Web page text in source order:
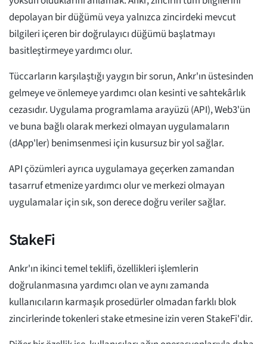
depolayan bir düğümü veya yalnızca zincirdeki mevcut
bilgileri içeren bir doğrulayıcı düğümü başlatmayı
basitleştirmeye yardımcı olur.
Tüccarların karşılaştığı yaygın bir sorun, Ankr'ın üstesinden
gelmeye ve önlemeye yardımcı olan kesinti ve sahtekârlık
cezasıdır. Uygulama programlama arayüzü (API), Web3'ün
ve buna bağlı olarak merkezi olmayan uygulamaların
(dApp'ler) benimsenmesi için kusursuz bir yol sağlar.
API çözümleri ayrıca uygulamaya geçerken zamandan
tasarruf etmenize yardımcı olur ve merkezi olmayan
uygulamalar için sık, son derece doğru veriler sağlar.
StakeFi
Ankr'ın ikinci temel teklifi, özellikleri işlemlerin
doğrulanmasına yardımcı olan ve aynı zamanda
kullanıcıların karmaşık prosedürler olmadan farklı blok
zincirlerinde tokenleri stake etmesine izin veren StakeFi'dir.